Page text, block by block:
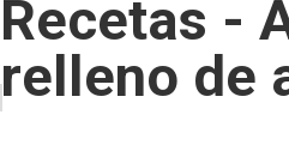
Recetas -
relleno de